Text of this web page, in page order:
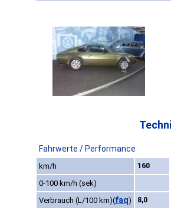
Fahrwerte / Performance
km/h 160
0-100 km/h (sek)
Verbrauch (L/100 km)(faq) 8,0